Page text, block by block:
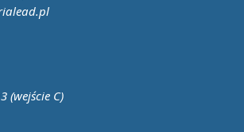
(wejście C)